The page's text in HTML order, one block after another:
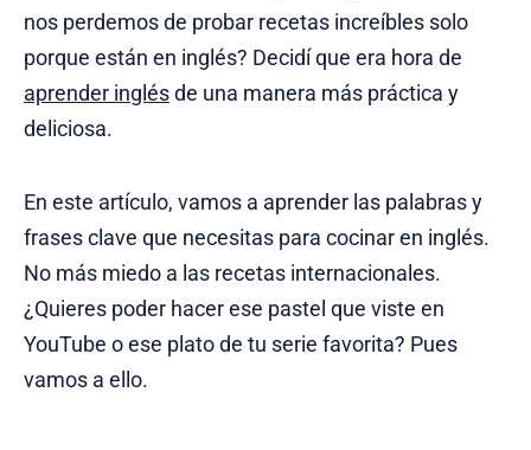
nos perdemos de probar recetas increíbles solo
porque están en inglés? Decidí que era hora de
aprender inglésde una manera más práctica y
deliciosa.
En este artículo, vamos a aprender las palabras y
frases clave que necesitas para cocinar en inglés.
No más miedo a las recetas internacionales.
¿Quieres poder hacer ese pastel que viste en
YouTube o ese plato de tu serie favorita? Pues
vamos a ello.